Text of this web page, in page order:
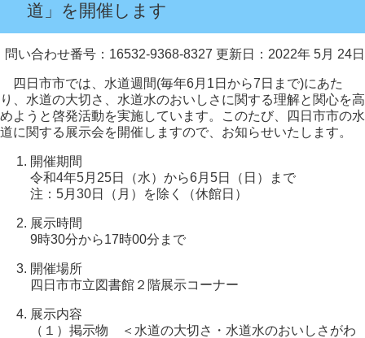
道」を開催します
問い合わせ番号：16532-9368-8327 更新日：2022年 5月 24日
四日市市では、水道週間(毎年6月1日から7日まで)にあた
り、水道の大切さ、水道水のおいしさに関する理解と関心を高
めようと啓発活動を実施しています。このたび、四日市市の水
道に関する展示会を開催しますので、お知らせいたします。
開催期間
令和4年5月25日（水）から6月5日（日）まで
注：5月30日（月）を除く（休館日）
展示時間
9時30分から17時00分まで
開催場所
四日市市立図書館２階展示コーナー
展示内容
（１）掲示物 ＜水道の大切さ・水道水のおいしさがわ